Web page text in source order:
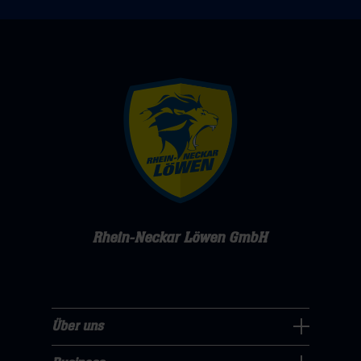
Rhein-Neckar Löwen GmbH
uns
Über uns